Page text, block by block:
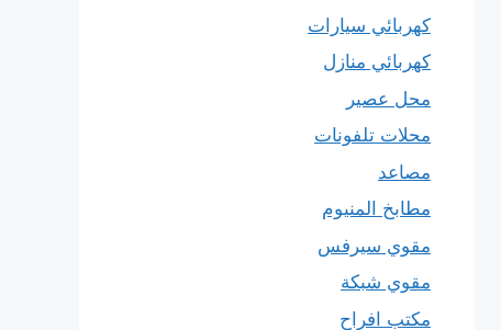
كهربائي سيارات
كهربائي منازل
محل عصير
محلات تلفونات
مصاعد
مطابخ المنيوم
مقوي سيرفس
مقوي شبكة
مكتب افراح